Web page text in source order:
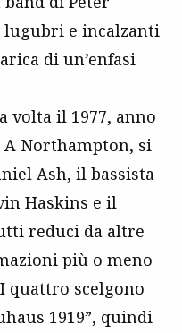
e incalzanti
di un’enfasi
volta il 1977, anno
Northampton, si
Ash, il bassista
Haskins e il
reduci da altre
più o meno
quattro scelgono
1919”, quindi